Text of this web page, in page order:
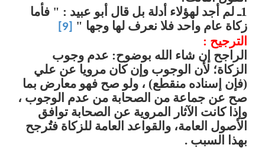
1ـ لم أجد لهؤلاء أدلة بل قال أبو عبيد : " فأما
زكاة عام واحد فلا نعرف لها وجها " [9]
الترجيح :
الراجح إن شاء الله بوضوح: عدم وجوب
الزكاة؛ لأن الوجوب وإن كان مرويا عن علي
(فإن إسناده منقطع) ، ولو صح فهو معارض بما
صح عن جماعة من الصحابة من عدم الوجوب ،
وإذا كانت الآثار المروية عن الصحابة توافق
الأصول العامة، والقواعد العامة للزكاة فتُرجح
بهذا السبب .